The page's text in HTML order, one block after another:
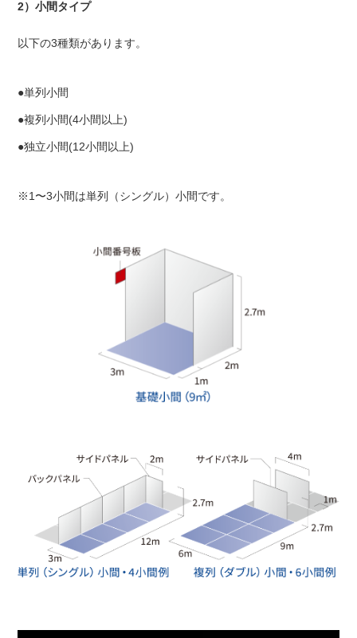
2）小間タイプ
以下の3種類があります。
●単列小間
●複列小間(4小間以上)
●独立小間(12小間以上)
※1〜3小間は単列（シングル）小間です。